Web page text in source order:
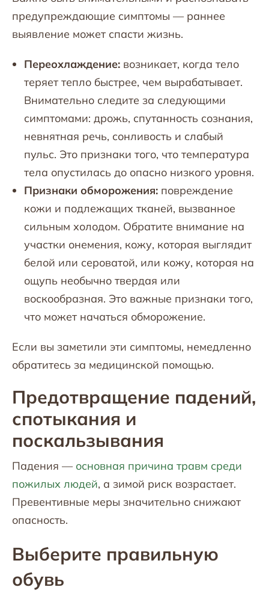
предупреждающие симптомы — раннее
выявление может спасти жизнь.
Переохлаждение: возникает, когда тело
теряет тепло быстрее, чем вырабатывает.
Внимательно следите за следующими
симптомами: дрожь, спутанность сознания,
невнятная речь, сонливость и слабый
пульс. Это признаки того, что температура
тела опустилась до опасно низкого уровня.
Признаки обморожения: повреждение
кожи и подлежащих тканей, вызванное
сильным холодом. Обратите внимание на
участки онемения, кожу, которая выглядит
белой или сероватой, или кожу, которая на
ощупь необычно твердая или
воскообразная. Это важные признаки того,
что может начаться обморожение.
Если вы заметили эти симптомы, немедленно
обратитесь за медицинской помощью.
Предотвращение падений,
спотыкания и
поскальзывания
Падения — основная причина травм среди
пожилых людей, а зимой риск возрастает.
Превентивные меры значительно снижают
опасность.
Выберите правильную
обувь